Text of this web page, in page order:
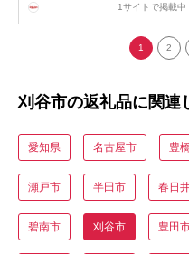
丼 手巻き寿司 本物志向 海鮮
1サイトで掲載中
1 2
刈谷市の返礼品に関連
愛知県 名古屋市 豊
瀬戸市 半田市 春日
碧南市 刈谷市 豊田